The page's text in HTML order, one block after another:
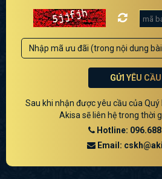
GỬI YÊU CẦU
Sau khi nhận được yêu cầu của
Akisa sẽ liên hệ trong thời
Hotline:
Email: